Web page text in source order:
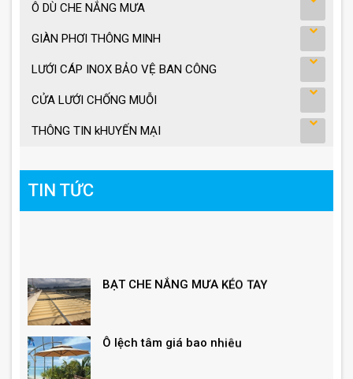
Ô DÙ CHE NẮNG MƯA
GIÀN PHƠI THÔNG MINH
LƯỚI CÁP INOX BẢO VỆ BAN CÔNG
CỬA LƯỚI CHỐNG MUỖI
THÔNG TIN kHUYẾN MẠI
TIN TỨC